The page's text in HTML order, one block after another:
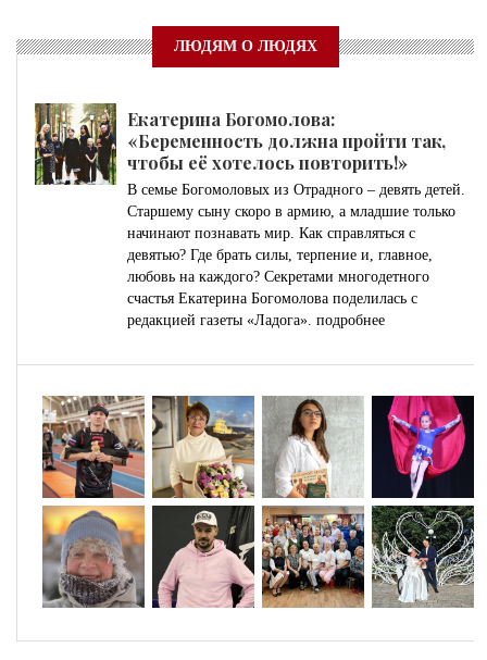
ЛЮДЯМ О ЛЮДЯХ
Екатерина Богомолова:
«Беременность должна пройти так,
чтобы её хотелось повторить!»
В семье Богомоловых из Отрадного – девять детей.
Старшему сыну скоро в армию, а младшие только
начинают познавать мир. Как справляться с
девятью? Где брать силы, терпение и, главное,
любовь на каждого? Секретами многодетного
счастья Екатерина Богомолова поделилась с
редакцией газеты «Ладога». подробнее